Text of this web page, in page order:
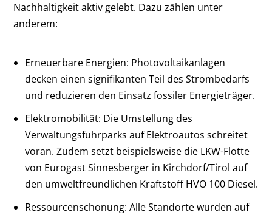
Nachhaltigkeit aktiv gelebt. Dazu zählen unter
anderem:
Erneuerbare Energien: Photovoltaikanlagen
decken einen signifikanten Teil des Strombedarfs
und reduzieren den Einsatz fossiler Energieträger.
Elektromobilität: Die Umstellung des
Verwaltungsfuhrparks auf Elektroautos schreitet
voran. Zudem setzt beispielsweise die LKW-Flotte
von Eurogast Sinnesberger in Kirchdorf/Tirol auf
den umweltfreundlichen Kraftstoff HVO 100 Diesel.
Ressourcenschonung: Alle Standorte wurden auf